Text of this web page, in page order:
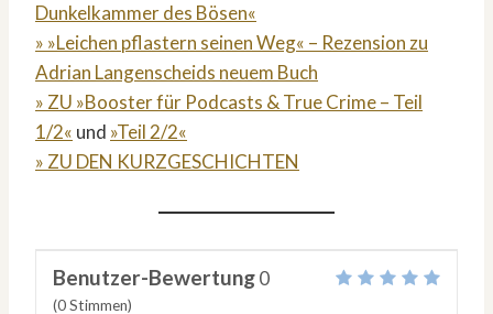
Dunkelkammer des Bösen«
» »Leichen pflastern seinen Weg« – Rezension zu
Adrian Langenscheids neuem Buch
» ZU »Booster für Podcasts & True Crime – Teil
1/2« und »Teil 2/2«
» ZU DEN KURZGESCHICHTEN
Benutzer-Bewertung0
(0Stimmen)